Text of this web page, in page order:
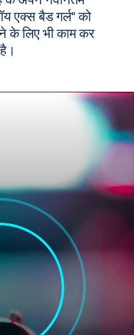
एक्स बैड गर्ल" को
के लिए भी काम कर